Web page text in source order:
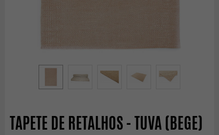
TAPETE DE RETALHOS - TUVA (BEGE)